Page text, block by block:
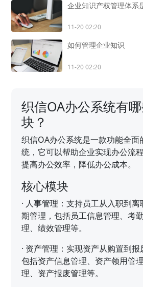
企业知识产权管理体系
11-20 02:20
如何管理企业知识
11-20 02:20
织信OA办公系统有
块？
织信OA办公系统是一款功能全面
统，它可以帮助企业实现办公流
提高办公效率，降低办公成本。
核心模块
· 人事管理：支持员工从入职到
期管理，包括员工信息管理、考
理、绩效管理等。
· 资产管理：实现资产从购置到报
包括资产信息管理、资产领用管
理、资产报废管理等。